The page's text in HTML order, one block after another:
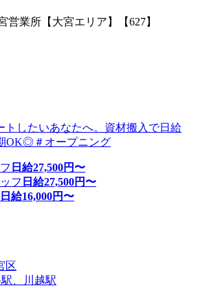
営業所【大宮エリア】【627】
トしたいあなたへ。資材搬入で日給
OK◎＃オープニング
日給27,500円〜
フ 日給27,500円〜
日給16,000円〜
区
、川越駅